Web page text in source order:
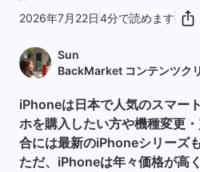
2026年7月22日4分で読めます
Sun
BackMarket コンテンツク
iPhoneは日本で人気のスマー
ホを購入したい方や機種変更
合には最新のiPhoneシリーズ
ただ、iPhoneは年々価格が高